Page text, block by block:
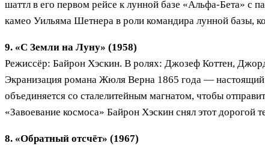
шаттл в его первом рейсе к лунной базе «Альфа-Бета» с
камео Уильяма Шетнера в роли командира лунной базы,
9. «С Земли на Луну» (1958)
Режиссёр: Байрон Хэскин. В ролях: Джозеф Коттен,
Экранизация романа Жюля Верна 1865 года — настоящий
объединяется со сталелитейным магнатом, чтобы
«Завоевание космоса» Байрон Хэскин снял этот дорогой
8. «Обратный отсчёт» (1967)